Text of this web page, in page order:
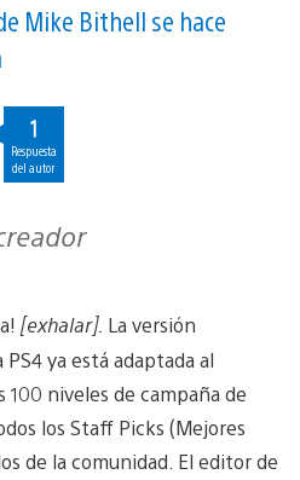
compatible
con
vídeo
Mike Bithell se hace
1
Respuesta
del autor
[exhalar]. La versión
PS4 ya está adaptada al
niveles de campaña de
los Staff Picks (Mejores
de la comunidad. El editor de